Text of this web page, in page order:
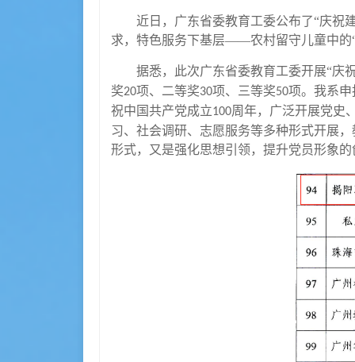
近日，广东省委教育工委公布了“庆祝
求，特色服务下基层——农村留守儿童中的
据悉，此次广东省委教育工委开展“庆
奖20项、二等奖30项、三等奖50项。我系
祝中国共产党成立100周年，广泛开展党史
习、社会调研、志愿服务等多种形式开展
形式，又是强化思想引领，提升党员形象